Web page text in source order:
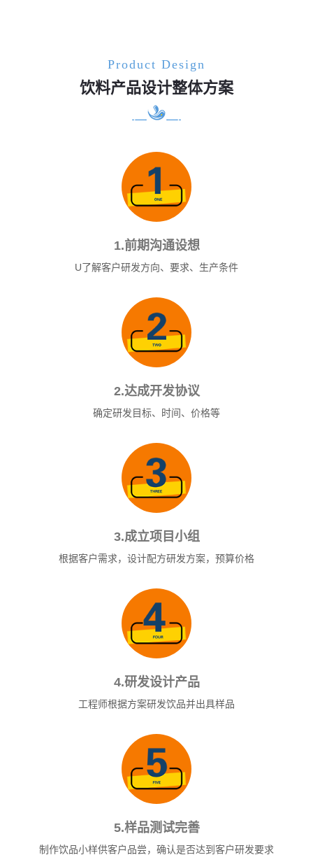
Product Design
饮料产品设计整体方案
1.前期沟通设想
U了解客户研发方向、要求、生产条件
2.达成开发协议
确定研发目标、时间、价格等
3.成立项目小组
根据客户需求，设计配方研发方案，预算价格
4.研发设计产品
工程师根据方案研发饮品并出具样品
5.样品测试完善
制作饮品小样供客户品尝，确认是否达到客户研发要求